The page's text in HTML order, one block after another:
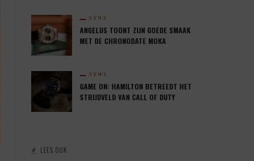
NEWS
ANGELUS TOONT ZIJN GOEDE SMAAK
MET DE CHRONODATE MOKA
NEWS
GAME ON: HAMILTON BETREEDT HET
STRIJDVELD VAN CALL OF DUTY
LEES OOK